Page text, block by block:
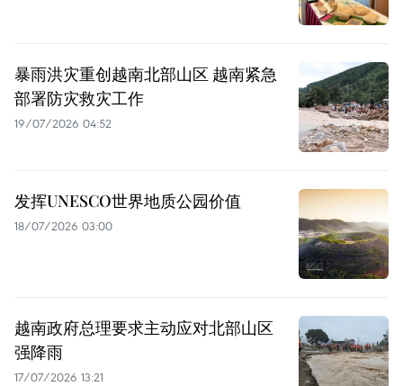
暴雨洪灾重创越南北部山区 越南紧急
部署防灾救灾工作
19/07/2026 04:52
发挥UNESCO世界地质公园价值
18/07/2026 03:00
越南政府总理要求主动应对北部山区
强降雨
17/07/2026 13:21